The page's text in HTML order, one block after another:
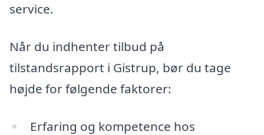
service.
Når du indhenter tilbud på
tilstandsrapport i Gistrup, bør du tage
højde for følgende faktorer:
Erfaring og kompetence hos